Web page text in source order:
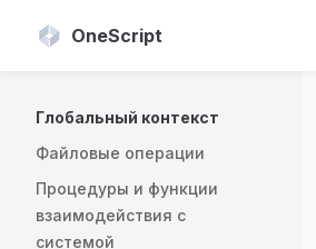
Skip to content
OneScript
Глобальный контекст
Файловые операции
Процедуры и функции
взаимодействия с
системой